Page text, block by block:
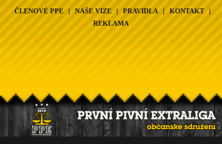
ČLENOVÉ PPE | NAŠE VIZE | PRAVIDLA | KONTAKT |
REKLAMA